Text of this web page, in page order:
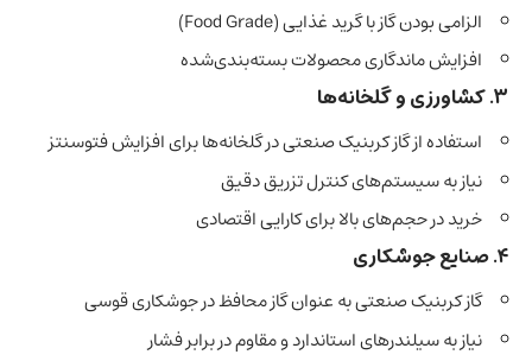
الزامی بودن گاز با گرید غذایی (Food Grade)
افزایش ماندگاری محصولات بسته‌بندی‌شده
۳. کشاورزی و گلخانه‌ها
استفاده از گاز کربنیک صنعتی در گلخانه‌ها برای افزایش فتوسنتز
نیاز به سیستم‌های کنترل تزریق دقیق
خرید در حجم‌های بالا برای کارایی اقتصادی
۴. صنایع جوشکاری
گاز کربنیک صنعتی به عنوان گاز محافظ در جوشکاری قوسی
نیاز به سیلندرهای استاندارد و مقاوم در برابر فشار